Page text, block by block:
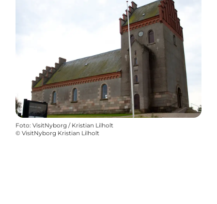
Foto: VisitNyborg / Kristian Lilholt
© VisitNyborg Kristian Lilholt